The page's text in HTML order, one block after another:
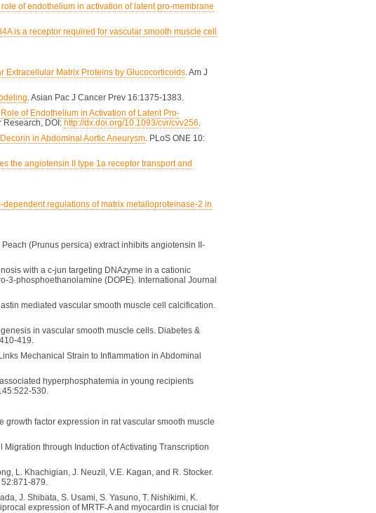
role of endothelium in activation of latent pro-membrane
is a receptor required for vascular smooth muscle cell
Extracellular Matrix Proteins by Glucocorticoids . Am J
. Asian Pac J Cancer Prev 16:1375-1383.
of Endothelium in Activation of Latent Pro-
Research, DOI: http://dx.doi.org/10.1093/cvr/cvv256
in Abdominal Aortic Aneurysm . PLoS ONE 10:
the angiotensin II type 1a receptor transport and
regulations of matrix metalloproteinase-2 in
(Prunus persica) extract inhibits angiotensin II-
with a c-jun targeting DNAzyme in a cationic
3-phosphoethanolamine (DOPE). International Journal
mediated vascular smooth muscle cell calcification.
in vascular smooth muscle cells. Diabetes &
419.
Mechanical Strain to Inflammation in Abdominal
hyperphosphatemia in young recipients
530.
growth factor expression in rat vascular smooth muscle
through Induction of Activating Transcription
L. Khachigian, J. Neuzil, V.E. Kagan, and R. Stocker.
879.
J. Shibata, S. Usami, S. Yasuno, T. Nishikimi, K.
expression of MRTF‐A and myocardin is crucial for